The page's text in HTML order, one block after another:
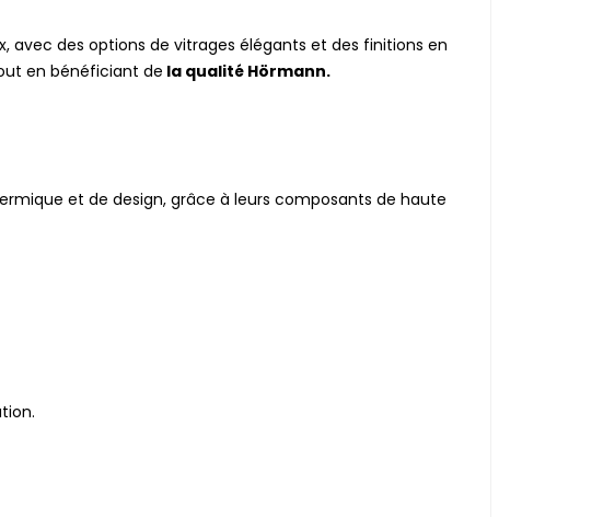
avec des options de vitrages élégants et des finitions en
en bénéficiant de la qualité Hörmann.
et de design, grâce à leurs composants de haute